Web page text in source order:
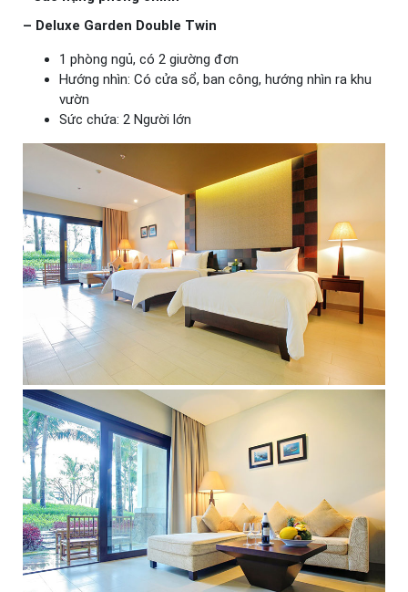
– Deluxe Garden Double Twin
1 phòng ngủ, có 2 giường đơn
Hướng nhìn: Có cửa sổ, ban công, hướng nhìn ra khu
vườn
Sức chứa: 2 Người lớn